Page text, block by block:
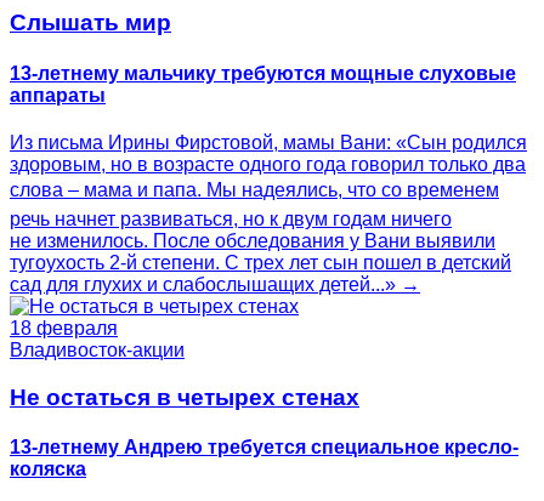
Слышать мир
13-летнему мальчику требуются мощные слуховые
аппараты
Из письма Ирины Фирстовой, мамы Вани: «Сын родился
здоровым, но в возрасте одного года говорил только два
слова – мама и папа. Мы надеялись, что со временем
речь начнет развиваться, но к двум годам ничего
не изменилось. После обследования у Вани выявили
тугоухость 2-й степени. С трех лет сын пошел в детский
сад для глухих и слабослышащих детей...» →
18 февраля
Владивосток-акции
Не остаться в четырех стенах
13-летнему Андрею требуется специальное кресло-
коляска